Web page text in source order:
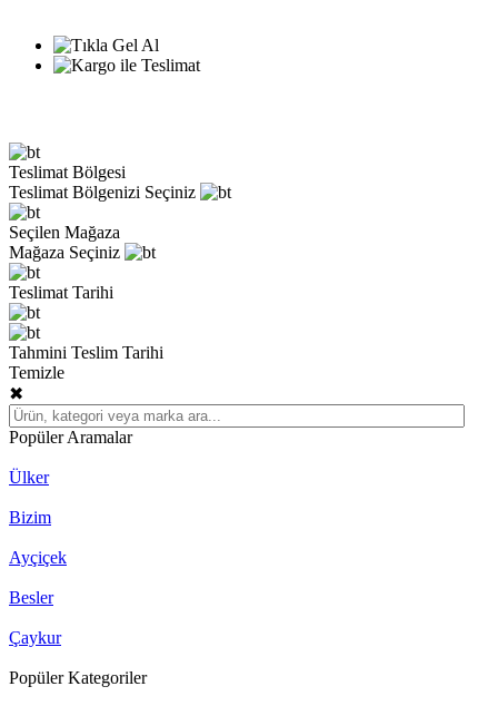
Teslimat Bölgesi
Teslimat Bölgenizi Seçiniz
Seçilen Mağaza
Mağaza Seçiniz
Teslimat Tarihi
Tahmini Teslim Tarihi
Temizle
✖
Popüler Aramalar
Ülker
Bizim
Ayçiçek
Besler
Çaykur
Popüler Kategoriler